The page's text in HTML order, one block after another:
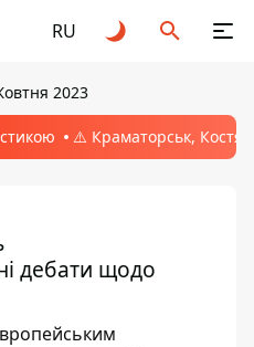
RU
2023
⚠️ Краматорськ,
дебати щодо